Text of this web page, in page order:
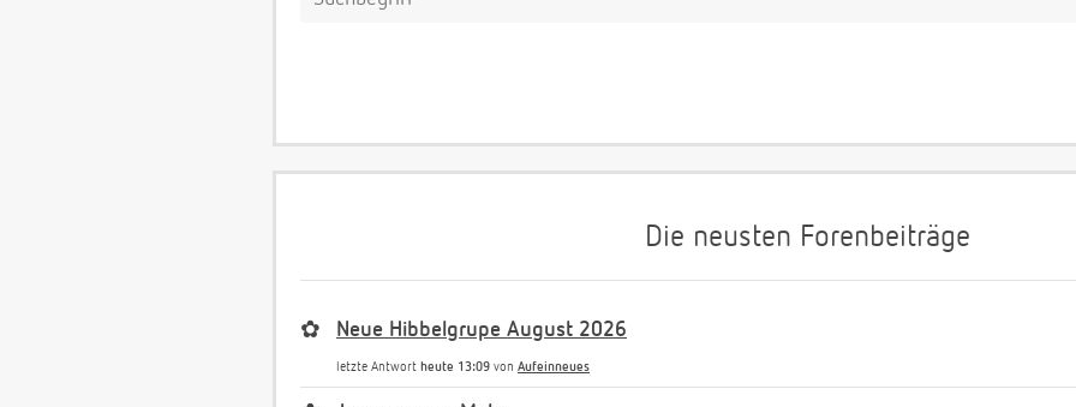
Die neusten Forenbeiträge
✿ Neue Hibbelgrupe August 2026
letzte Antwort heute 13:09 von Aufeinneues